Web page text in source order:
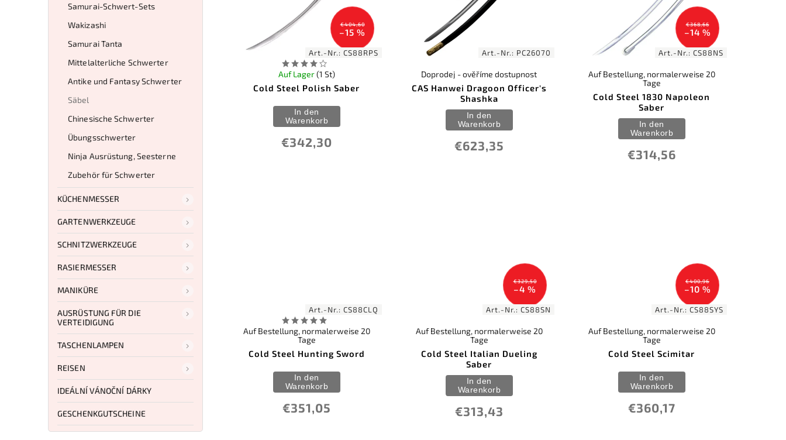
Samurai-Schwert-Sets
Wakizashi
Samurai Tanta
Mittelalterliche Schwerter
Antike und Fantasy Schwerter
Säbel
Chinesische Schwerter
Übungsschwerter
Ninja Ausrüstung, Seesterne
Zubehör für Schwerter
KÜCHENMESSER
GARTENWERKZEUGE
SCHNITZWERKZEUGE
RASIERMESSER
MANIKÜRE
AUSRÜSTUNG FÜR DIE
VERTEIDIGUNG
TASCHENLAMPEN
REISEN
IDEÁLNÍ VÁNOČNÍ DÁRKY
GESCHENKGUTSCHEINE
€404,60
–15 %
Art.-Nr.:CS88RPS
Cold Steel Polish Saber
Auf Lager(1 St)
€342,30
In den
Warenkorb
Art.-Nr.: PC26070
CAS Hanwei Dragoon Officer's
Shashka
Doprodej - ověříme dostupnost
€623,35
In den
Warenkorb
€368,66
–14 %
Art.-Nr.:CS88NS
Cold Steel 1830 Napoleon
Saber
Auf Bestellung, normalerweise 20
Tage
€314,56
In den
Warenkorb
Art.-Nr.:CS88CLQ
Cold Steel Hunting Sword
Auf Bestellung, normalerweise 20
Tage
€351,05
In den
Warenkorb
€329,50
–4 %
Art.-Nr.:CS88SN
Cold Steel Italian Dueling
Saber
Auf Bestellung, normalerweise 20
Tage
€313,43
In den
Warenkorb
€400,96
–10 %
Art.-Nr.:CS88SYS
Cold Steel Scimitar
Auf Bestellung, normalerweise 20
Tage
€360,17
In den
Warenkorb